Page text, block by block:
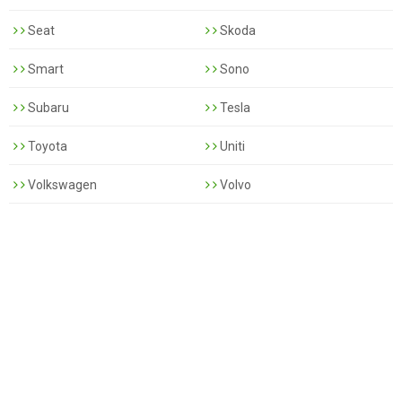
Seat Skoda
Smart Sono
Subaru Tesla
Toyota Uniti
Volkswagen Volvo